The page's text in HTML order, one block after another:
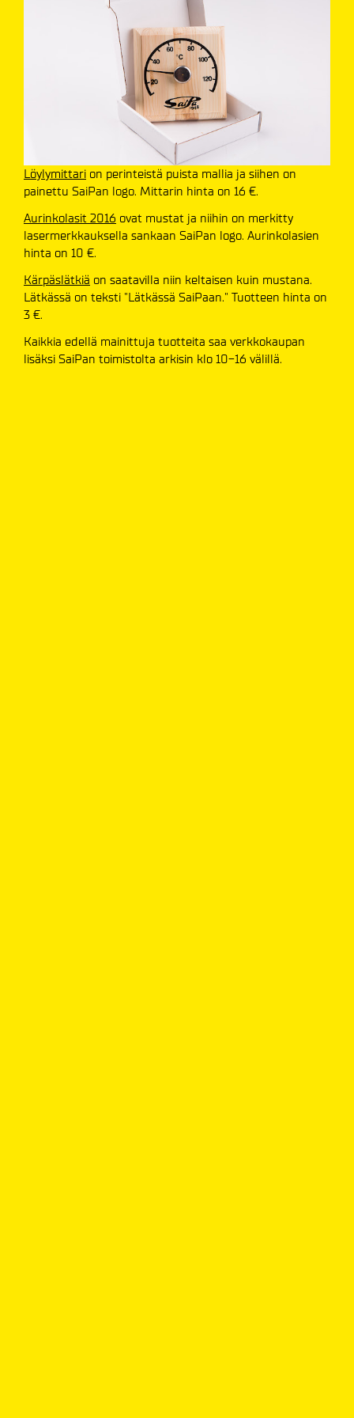
Löylymittari on perinteistä puista mallia ja siihen on
painettu SaiPan logo. Mittarin hinta on 16 €.
Aurinkolasit 2016 ovat mustat ja niihin on merkitty
lasermerkkauksella sankaan SaiPan logo. Aurinkolasien
hinta on 10 €.
Kärpäslätkiä on saatavilla niin keltaisen kuin mustana.
Lätkässä on teksti "Lätkässä SaiPaan." Tuotteen hinta on
3 €.
Kaikkia edellä mainittuja tuotteita saa verkkokaupan
lisäksi SaiPan toimistolta arkisin klo 10-16 välillä.